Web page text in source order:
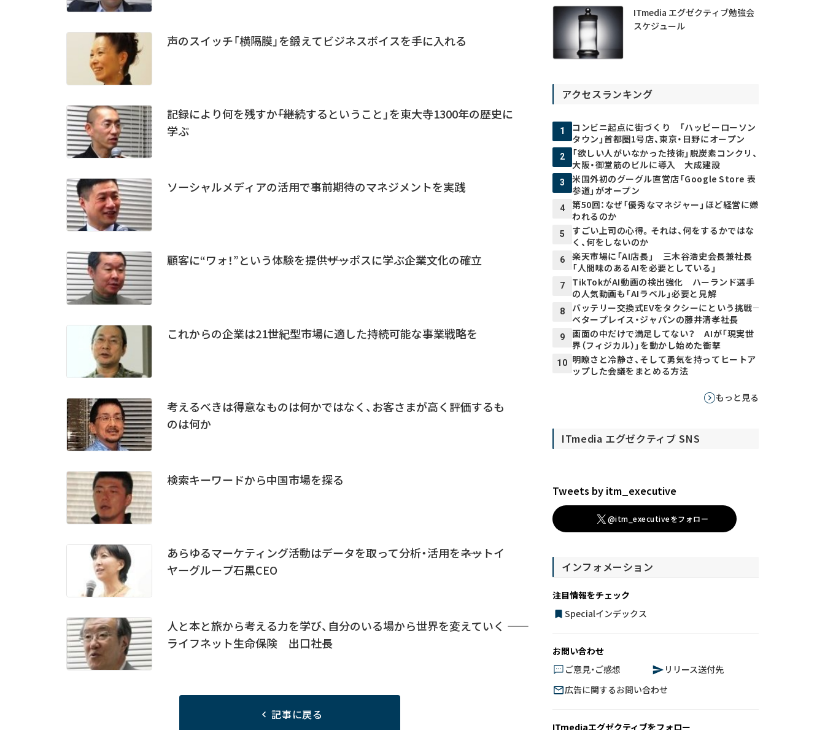
声のスイッチ「横隔膜」を鍛えてビジネスボイスを手に入れる
記録により何を残すか――「継続するということ」を東大寺1300年の歴史に
学ぶ
ソーシャルメディアの活用で事前期待のマネジメントを実践
顧客に“ワォ！”という体験を提供――ザッポスに学ぶ企業文化の確立
これからの企業は21世紀型市場に適した持続可能な事業戦略を
考えるべきは得意なものは何かではなく、お客さまが高く評価するも
のは何か
検索キーワードから中国市場を探る
あらゆるマーケティング活動はデータを取って分析・活用を――ネットイ
ヤーグループ石黒CEO
人と本と旅から考える力を学び、自分のいる場から世界を変えていく ――
ライフネット生命保険 出口社長
記事に戻る
ITmedia エグゼクティブ勉強会
スケジュール
アクセスランキング
1
コンビニ起点に街づくり 「ハッピーローソン
タウン」首都圏1号店、東京・日野にオープン
2
「欲しい人がいなかった技術」脱炭素コンクリ、
大阪・御堂筋のビルに導入 大成建設
3
米国外初のグーグル直営店「Google Store 表
参道」がオープン
4
第50回：なぜ「優秀なマネジャー」ほど経営に嫌
われるのか
5
すごい上司の心得。それは、何をするかではな
く、何をしないのか
6
楽天市場に「AI店長」 三木谷浩史会長兼社長
「人間味のあるAIを必要としている」
7
TikTokがAI動画の検出強化 ハーランド選手
の人気動画も「AIラベル」必要と見解
8
バッテリー交換式EVをタクシーにという挑戦――
ベタープレイス・ジャパンの藤井清孝社長
9
画面の中だけで満足してない？ AIが「現実世
界（フィジカル）」を動かし始めた衝撃
10 明瞭さと冷静さ、そして勇気を持ってヒートア
ップした会議をまとめる方法
もっと見る
ITmedia エグゼクティブ SNS
Tweets by itm_executive
@itm_executiveをフォロー
インフォメーション
注目情報をチェック
Specialインデックス
お問い合わせ
ご意見・ご感想
リリース送付先
広告に関するお問い合わせ
ITmediaエグゼクティブをフォロー